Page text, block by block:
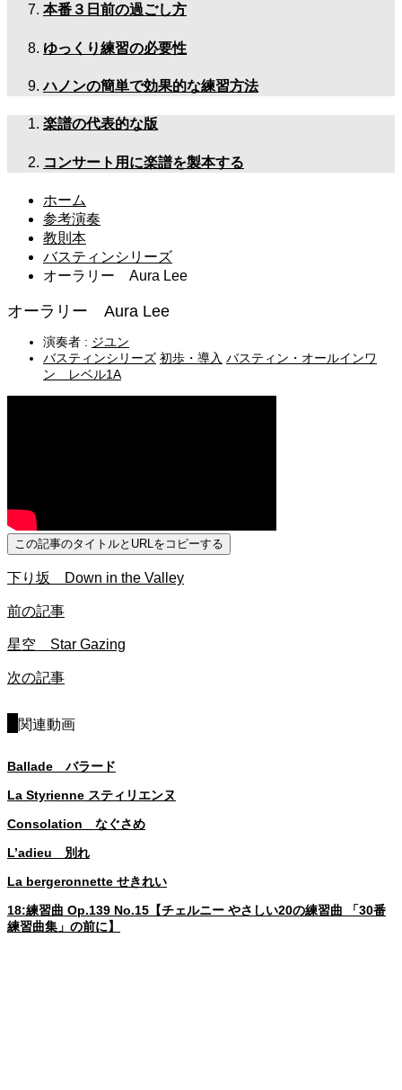
本番３日前の過ごし方
ゆっくり練習の必要性
ハノンの簡単で効果的な練習方法
楽譜の代表的な版
コンサート用に楽譜を製本する
ホーム
参考演奏
教則本
バスティンシリーズ
オーラリー Aura Lee
オーラリー Aura Lee
演奏者 : ジユン
バスティンシリーズ 初歩・導入 バスティン・オールインワ
ン レベル1A
この記事のタイトルとURLをコピーする
下り坂 Down in the Valley
前の記事
星空 Star Gazing
次の記事
関連動画
Ballade バラード
La Styrienne スティリエンヌ
Consolation なぐさめ
L’adieu 別れ
La bergeronnette せきれい
18:練習曲 Op.139 No.15【チェルニー やさしい20の練習曲 「30番
練習曲集」の前に】